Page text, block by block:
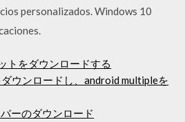
personalizados. Windows 10
トをダウンロードする
ウンロードし、android multipleを
ーのダウンロード